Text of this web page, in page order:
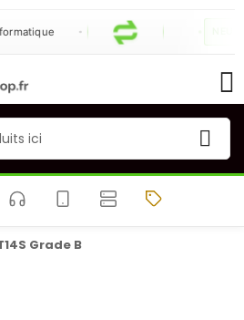
Grade B